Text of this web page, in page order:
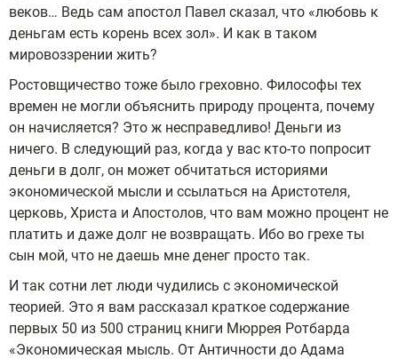
веков… Ведь сам апостол Павел сказал, что «любовь к
деньгам есть корень всех зол». И как в таком
мировоззрении жить?
Ростовщичество тоже было греховно. Философы тех
времен не могли объяснить природу процента, почему
он начисляется? Это ж несправедливо! Деньги из
ничего. В следующий раз, когда у вас кто-то попросит
деньги в долг, он может обчитаться историями
экономической мысли и ссылаться на Аристотеля,
церковь, Христа и Апостолов, что вам можно процент не
платить и даже долг не возвращать. Ибо во грехе ты
сын мой, что не даешь мне денег просто так.
И так сотни лет люди чудились с экономической
теорией. Это я вам рассказал краткое содержание
первых 50 из 500 страниц книги Мюррея Ротбарда
«Экономическая мысль. От Античности до Адама